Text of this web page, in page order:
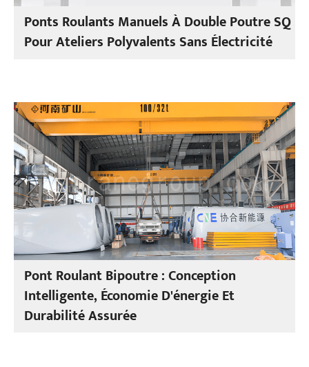
Ponts Roulants Manuels À Double Poutre SQ
Pour Ateliers Polyvalents Sans Électricité
Pont Roulant Bipoutre : Conception
Intelligente, Économie D'énergie Et
Durabilité Assurée